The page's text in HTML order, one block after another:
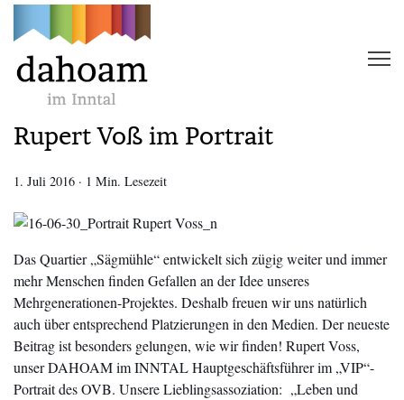
Rupert Voß im Portrait
1. Juli 2016 · 1 Min. Lesezeit
Das Quartier „Sägmühle“ entwickelt sich zügig weiter und immer
mehr Menschen finden Gefallen an der Idee unseres
Mehrgenerationen-Projektes. Deshalb freuen wir uns natürlich
auch über entsprechend Platzierungen in den Medien. Der neueste
Beitrag ist besonders gelungen, wie wir finden! Rupert Voss,
unser DAHOAM im INNTAL Hauptgeschäftsführer im „VIP“-
Portrait des OVB. Unsere Lieblingsassoziation: „Leben und